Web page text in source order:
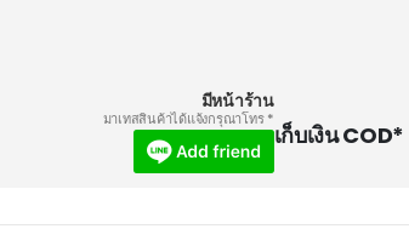
เก็บเงิน COD*
มีหน้าร้าน
* มาเทสสินค้าได้แจ้งกรุณาโทร